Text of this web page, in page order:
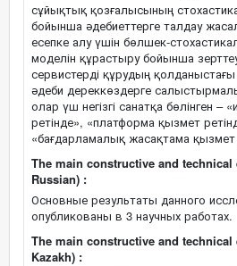
сұйықтық қозғалысының
бойынша әдебиеттерге талдау
есепке алу үшін бөлшек-
моделін құрастыру бойынша
сервистерді құрудың
әдеби дереккөздерге
олар үш негізгі санатқа бөлінген
ретінде», «платформа қызмет
«бағдарламалық жасақтама қызмет
The main constructive and
Russian) :
Основные результаты данного
опубликованы в 3 научных работах.
The main constructive and
Kazakh) :